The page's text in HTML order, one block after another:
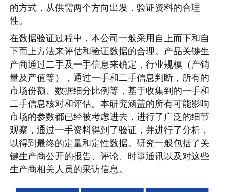
的方式，从供需两个方向出发，验证资料的合理
性。
在数据验证过程中，本公司一般采用自上而下和自
下而上方法来评估和验证数据的合理。产品关键生
产商通过二手及一手信息来确定，行业规模（产销
量及产值等），通过一手和二手信息判断，所有的
市场份额、数据细分比例等，基于收集到的一手和
二手信息核对和评估。本研究涵盖的所有可能影响
市场的参数都已经被考虑进去，进行了广泛的细节
观察，通过一手资料得到了验证，并进行了分析，
以得到最终的定量和定性数据。研究一般包括了关
键生产商公开的报告、评论、时事通讯以及对这些
生产商相关人员的采访信息。